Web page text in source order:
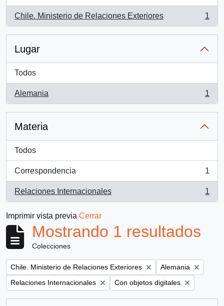
Chile. Ministerio de Relaciones Exteriores
, 1 resultados
1
Lugar
Todos
Alemania
, 1 resultados
1
Materia
Todos
Correspondencia
, 1 resultados
1
Relaciones Internacionales
, 1 resultados
1
Imprimir vista previa Cerrar
Mostrando 1 resultados
Colecciones
Remove filter:
Chile. Ministerio de Relaciones Exteriores Remove filter:
Alemania
Remove filter:
Relaciones Internacionales Remove filter:
Con objetos digitales